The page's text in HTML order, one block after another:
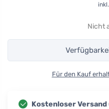
Nicht
Für den Kauf
Kostenloser Versand